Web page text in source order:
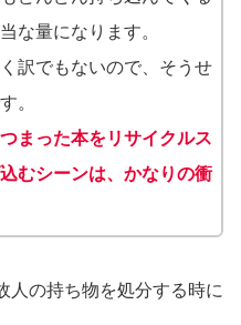
な量になります。
訳でもないので、そうせ
。
まった本をリサイクルス
むシーンは、かなりの衝
人の持ち物を処分する時に